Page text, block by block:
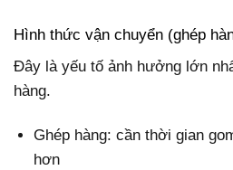
Hình thức vận chuyển (ghép
Đây là yếu tố ảnh hưởng lớn
hàng.
Ghép hàng: cần thời gian
hơn